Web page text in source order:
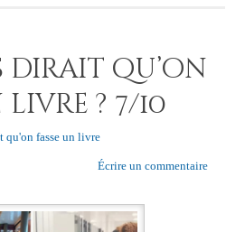
dirait qu’on
? 7/10
qu'on fasse un livre
Écrire un commentaire